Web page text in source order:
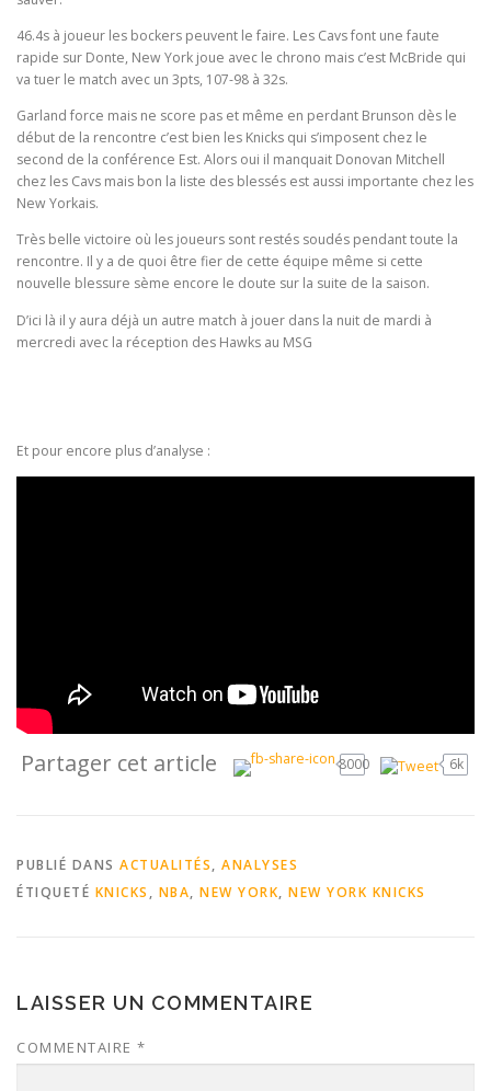
46.4s à joueur les bockers peuvent le faire. Les Cavs font une faute
rapide sur Donte, New York joue avec le chrono mais c’est McBride qui
va tuer le match avec un 3pts, 107-98 à 32s.
Garland force mais ne score pas et même en perdant Brunson dès le
début de la rencontre c’est bien les Knicks qui s’imposent chez le
second de la conférence Est. Alors oui il manquait Donovan Mitchell
chez les Cavs mais bon la liste des blessés est aussi importante chez les
New Yorkais.
Très belle victoire où les joueurs sont restés soudés pendant toute la
rencontre. Il y a de quoi être fier de cette équipe même si cette
nouvelle blessure sème encore le doute sur la suite de la saison.
D’ici là il y aura déjà un autre match à jouer dans la nuit de mardi à
mercredi avec la réception des Hawks au MSG
Et pour encore plus d’analyse :
Partager cet article 8000 6k
PUBLIÉ DANS ACTUALITÉS, ANALYSES
ÉTIQUETÉ KNICKS , NBA, NEW YORK, NEW YORK KNICKS
LAISSER UN COMMENTAIRE
COMMENTAIRE *